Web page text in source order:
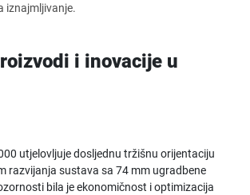
iznajmljivanje.
i inovacije u
utjelovljuje dosljednu tržišnu orijentaciju
razvijanja sustava sa 74 mm ugradbene
bila je ekonomičnost i optimizacija